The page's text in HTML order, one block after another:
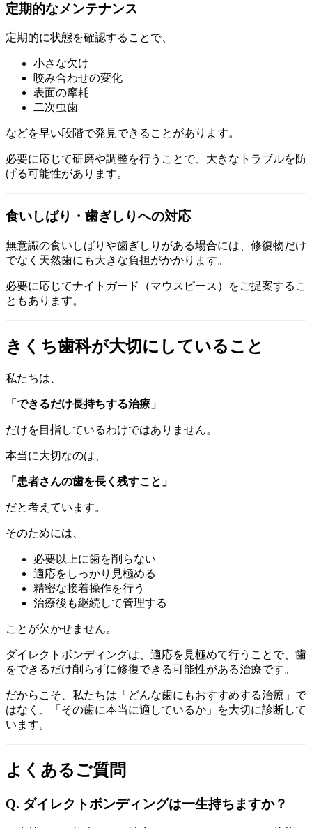
定期的なメンテナンス
定期的に状態を確認することで、
小さな欠け
咬み合わせの変化
表面の摩耗
二次虫歯
などを早い段階で発見できることがあります。
必要に応じて研磨や調整を行うことで、大きなトラブルを防
げる可能性があります。
食いしばり・歯ぎしりへの対応
無意識の食いしばりや歯ぎしりがある場合には、修復物だけ
でなく天然歯にも大きな負担がかかります。
必要に応じてナイトガード（マウスピース）をご提案するこ
ともあります。
きくち歯科が大切にしていること
私たちは、
「できるだけ長持ちする治療」
だけを目指しているわけではありません。
本当に大切なのは、
「患者さんの歯を長く残すこと」
だと考えています。
そのためには、
必要以上に歯を削らない
適応をしっかり見極める
精密な接着操作を行う
治療後も継続して管理する
ことが欠かせません。
ダイレクトボンディングは、適応を見極めて行うことで、歯
をできるだけ削らずに修復できる可能性がある治療です。
だからこそ、私たちは「どんな歯にもおすすめする治療」で
はなく、「その歯に本当に適しているか」を大切に診断して
います。
よくあるご質問
Q. ダイレクトボンディングは一生持ちますか？